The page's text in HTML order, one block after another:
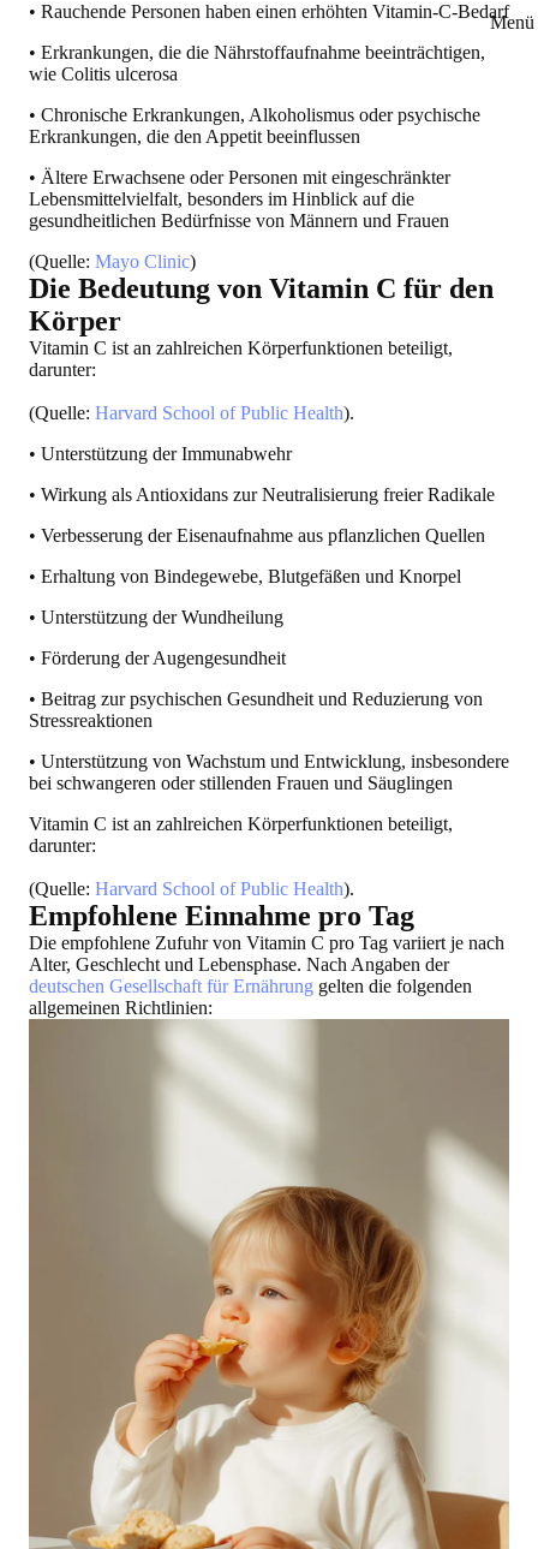
Menü
• Rauchende Personen haben einen erhöhten Vitamin-C-Bedarf
• Erkrankungen, die die Nährstoffaufnahme beeinträchtigen,
wie Colitis ulcerosa
• Chronische Erkrankungen, Alkoholismus oder psychische
Erkrankungen, die den Appetit beeinflussen
• Ältere Erwachsene oder Personen mit eingeschränkter
Lebensmittelvielfalt, besonders im Hinblick auf die
gesundheitlichen Bedürfnisse von Männern und Frauen
(Quelle: Mayo Clinic)
Die Bedeutung von Vitamin C für den
Körper
Vitamin C ist an zahlreichen Körperfunktionen beteiligt,
darunter:
(Quelle: Harvard School of Public Health).
• Unterstützung der Immunabwehr
• Wirkung als Antioxidans zur Neutralisierung freier Radikale
• Verbesserung der Eisenaufnahme aus pflanzlichen Quellen
• Erhaltung von Bindegewebe, Blutgefäßen und Knorpel
• Unterstützung der Wundheilung
• Förderung der Augengesundheit
• Beitrag zur psychischen Gesundheit und Reduzierung von
Stressreaktionen
• Unterstützung von Wachstum und Entwicklung, insbesondere
bei schwangeren oder stillenden Frauen und Säuglingen
Vitamin C ist an zahlreichen Körperfunktionen beteiligt,
darunter:
(Quelle: Harvard School of Public Health).
Empfohlene Einnahme pro Tag
Die empfohlene Zufuhr von Vitamin C pro Tag variiert je nach
Alter, Geschlecht und Lebensphase. Nach Angaben der
deutschen Gesellschaft für Ernährung gelten die folgenden
allgemeinen Richtlinien: